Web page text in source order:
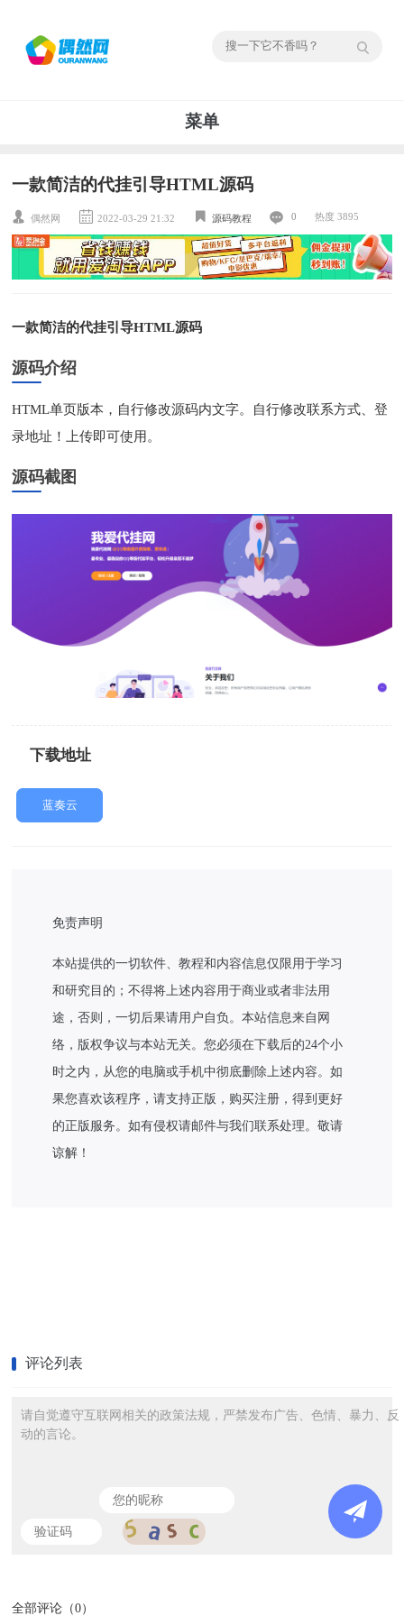
菜单
一款简洁的代挂引导HTML源码
偶然网 2022-03-29 21:32 源码教程 0 热度 3895
一款简洁的代挂引导HTML源码
源码介绍
HTML单页版本，自行修改源码内文字。自行修改联系方式、登
录地址！上传即可使用。
源码截图
下载地址
蓝奏云
免责声明
本站提供的一切软件、教程和内容信息仅限用于学习
和研究目的；不得将上述内容用于商业或者非法用
途，否则，一切后果请用户自负。本站信息来自网
络，版权争议与本站无关。您必须在下载后的24个小
时之内，从您的电脑或手机中彻底删除上述内容。如
果您喜欢该程序，请支持正版，购买注册，得到更好
的正版服务。如有侵权请邮件与我们联系处理。敬请
谅解！
评论列表
请自觉遵守互联网相关的政策法规，严禁发布广告、色情、暴力、反
动的言论。
全部评论（0）